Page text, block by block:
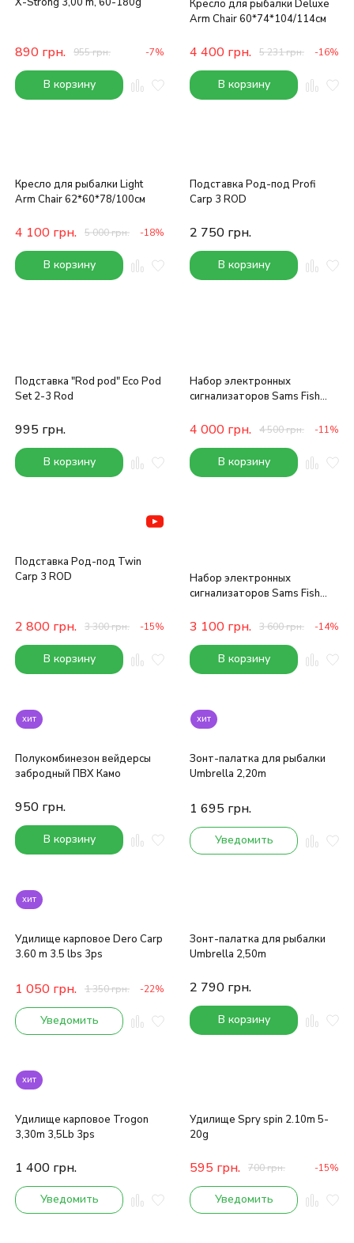
890 грн. 955грн. -7%
В корзину
Кресло для рыбалки Deluxe
Arm Chair 60*74*104/114см
4 400 грн. 5 231грн. -16%
В корзину
Кресло для рыбалки Light
Arm Chair 62*60*78/100см
4 100 грн. 5 000грн. -18%
В корзину
Подставка Род-под Profi
Carp 3 ROD
2 750 грн.
В корзину
Подставка "Rod pod" Eco Pod
Set 2-3 Rod
995 грн.
В корзину
Набор электронных
сигнализаторов Sams Fish
4 000 грн. 4 500грн. -11%
В корзину
Подставка Род-под Twin
Carp 3 ROD
2 800 грн. 3 300грн. -15%
В корзину
Набор электронных
сигнализаторов Sams Fish
3 100 грн. 3 600грн. -14%
В корзину
хит
Полукомбинезон вейдерсы
забродный ПВХ Камо
950 грн.
В корзину
хит
Зонт-палатка для рыбалки
Umbrella 2,20m
1 695 грн.
Уведомить
хит
Удилище карповое Dero Carp
3.60 m 3.5 lbs 3ps
1 050 грн. 1 350грн. -22%
Уведомить
Зонт-палатка для рыбалки
Umbrella 2,50m
2 790 грн.
В корзину
хит
Удилище карповое Trogon
3,30m 3,5Lb 3ps
1 400 грн.
Уведомить
Удилище Spry spin 2.10m 5-
20g
595 грн. 700грн. -15%
Уведомить